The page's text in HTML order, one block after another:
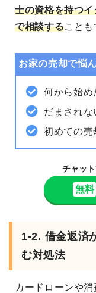
士の資格を持つ
で相談することも
お家の売却で悩
何から始め
だまされな
初めての売
チャッ
無料
1-2. 借金返済
む対処法
カードローンや